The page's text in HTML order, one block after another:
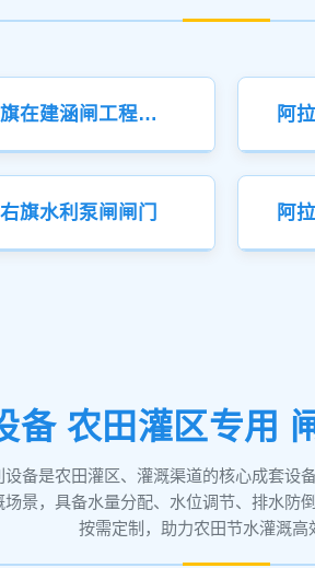
阿拉善右旗在建涵闸工程闸门
旗水利泵闸闸门
备 农田灌区专用
备是农田灌区、灌溉渠道的核心成套设
景，具备水量分配、水位调节、排水防
按需定制，助力农田节水灌溉高